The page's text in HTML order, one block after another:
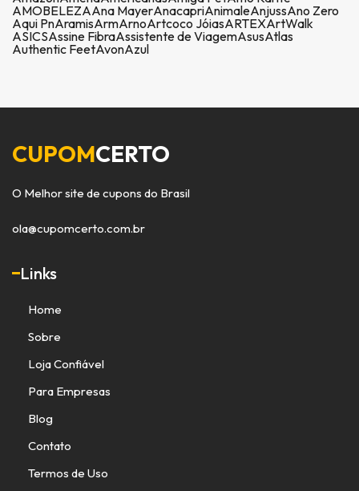
AMOBELEZAAna MayerAnacapriAnimaleAnjussAno Zero
Aqui PnAramisArmArnoArtcoco JóiasARTEXArtWalk
ASICSAssine FibraAssistente de ViagemAsusAtlas
Authentic FeetAvonAzul
CUPOMCERTO
O Melhor site de cupons do Brasil
ola@cupomcerto.com.br
Links
Home
Sobre
Loja Confiável
Para Empresas
Blog
Contato
Termos de Uso